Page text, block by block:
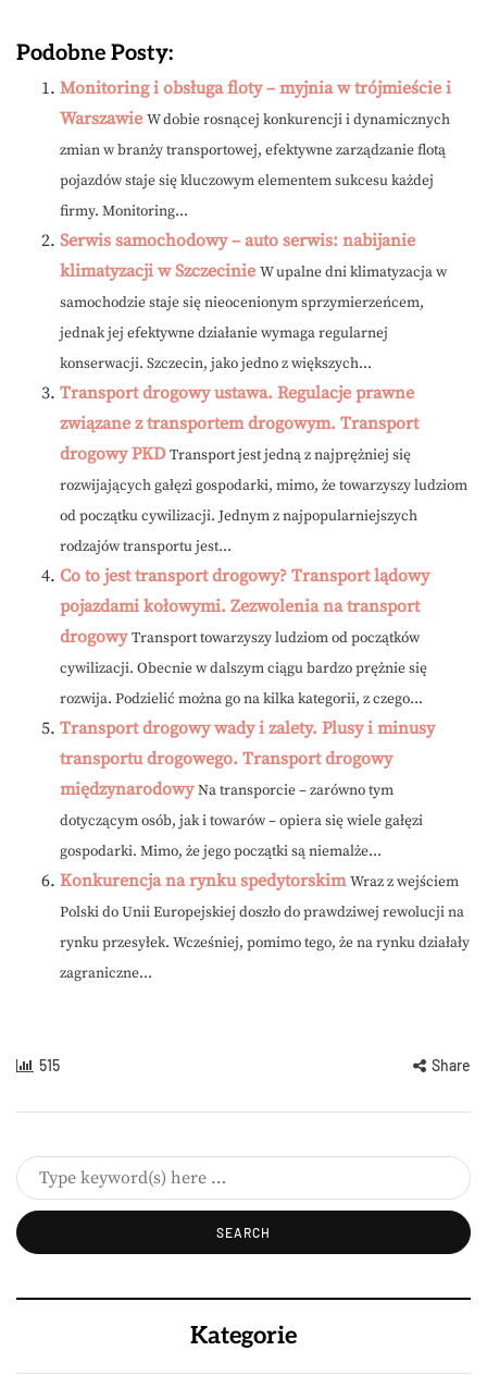
Podobne Posty:
Monitoring i obsługa floty – myjnia w trójmieście i
Warszawie W dobie rosnącej konkurencji i dynamicznych
zmian w branży transportowej, efektywne zarządzanie flotą
pojazdów staje się kluczowym elementem sukcesu każdej
firmy. Monitoring...
Serwis samochodowy – auto serwis: nabijanie
klimatyzacji w Szczecinie W upalne dni klimatyzacja w
samochodzie staje się nieocenionym sprzymierzeńcem,
jednak jej efektywne działanie wymaga regularnej
konserwacji. Szczecin, jako jedno z większych...
Transport drogowy ustawa. Regulacje prawne
związane z transportem drogowym. Transport
drogowy PKD Transport jest jedną z najprężniej się
rozwijających gałęzi gospodarki, mimo, że towarzyszy ludziom
od początku cywilizacji. Jednym z najpopularniejszych
rodzajów transportu jest...
Co to jest transport drogowy? Transport lądowy
pojazdami kołowymi. Zezwolenia na transport
drogowy Transport towarzyszy ludziom od początków
cywilizacji. Obecnie w dalszym ciągu bardzo prężnie się
rozwija. Podzielić można go na kilka kategorii, z czego...
Transport drogowy wady i zalety. Plusy i minusy
transportu drogowego. Transport drogowy
międzynarodowy Na transporcie – zarówno tym
dotyczącym osób, jak i towarów – opiera się wiele gałęzi
gospodarki. Mimo, że jego początki są niemalże...
Konkurencja na rynku spedytorskim Wraz z wejściem
Polski do Unii Europejskiej doszło do prawdziwej rewolucji na
rynku przesyłek. Wcześniej, pomimo tego, że na rynku działały
zagraniczne...
515 Share
Kategorie